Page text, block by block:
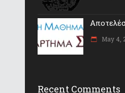
May 4,
Recent Comments